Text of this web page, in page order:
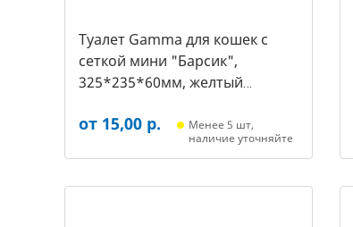
Туалет Gamma для кошек c
сеткой мини "Барсик",
325*235*60мм, желтый
от 15,00 р.
Менее 5 шт,
наличие уточняйте